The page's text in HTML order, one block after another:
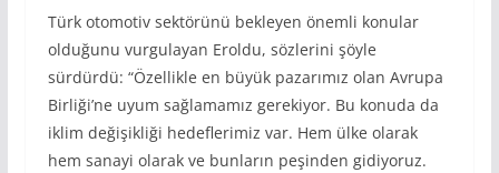
Türk otomotiv sektörünü bekleyen önemli konular
olduğunu vurgulayan Eroldu, sözlerini şöyle
sürdürdü: “Özellikle en büyük pazarımız olan Avrupa
Birliği’ne uyum sağlamamız gerekiyor. Bu konuda da
iklim değişikliği hedeflerimiz var. Hem ülke olarak
hem sanayi olarak ve bunların peşinden gidiyoruz.